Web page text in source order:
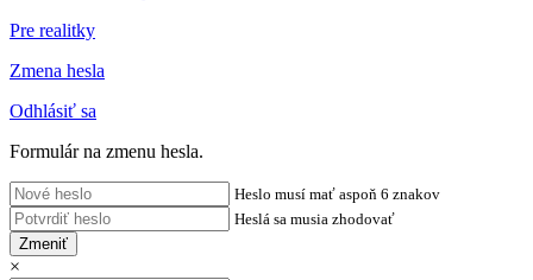
Pre realitky
Zmena hesla
Odhlásiť sa
Formulár na zmenu hesla.
Heslo musí mať aspoň 6 znakov
Heslá sa musia zhodovať
Zmeniť
×